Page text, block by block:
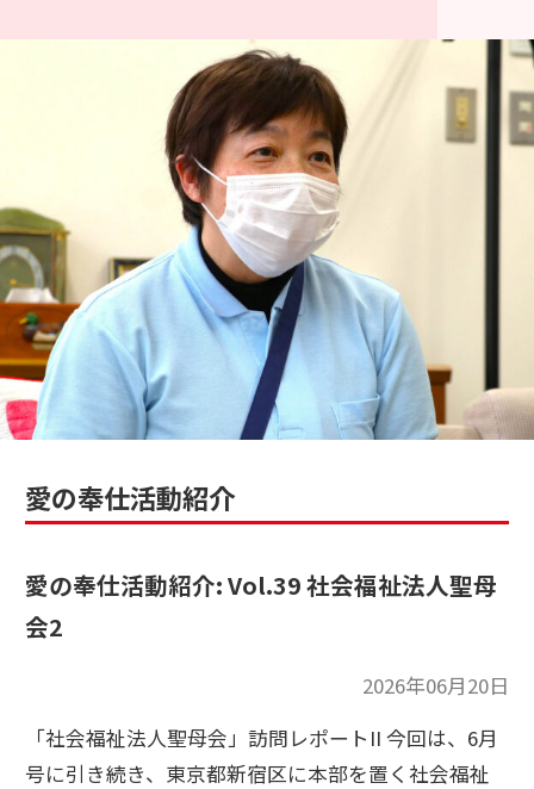
愛の奉仕活動紹介
愛の奉仕活動紹介: Vol.39 社会福祉法人聖母
会2
2026年06月20日
「社会福祉法人聖母会」訪問レポートII 今回は、6月
号に引き続き、東京都新宿区に本部を置く社会福祉